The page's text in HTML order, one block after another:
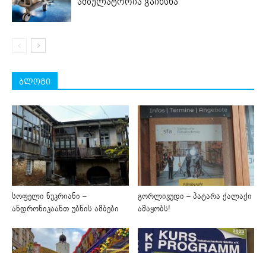
ბლოგი
სოფელი ნუკრიანი –
ანდრონიკაანთ უბნის ამბები
გორლივუდი – პატარა ქალაქი
ამაყობს!